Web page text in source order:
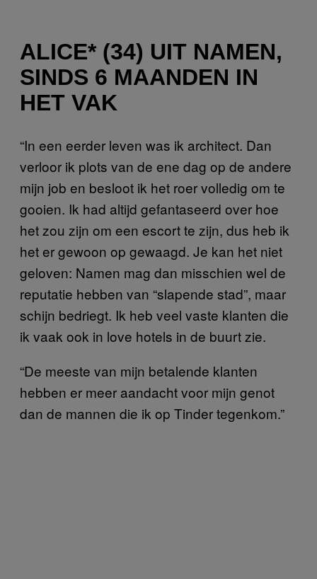
ALICE* (34) UIT NAMEN,
SINDS 6 MAANDEN IN
HET VAK
“In een eerder leven was ik architect. Dan
verloor ik plots van de ene dag op de andere
mijn job en besloot ik het roer volledig om te
gooien. Ik had altijd gefantaseerd over hoe
het zou zijn om een escort te zijn, dus heb ik
het er gewoon op gewaagd. Je kan het niet
geloven: Namen mag dan misschien wel de
reputatie hebben van “slapende stad”, maar
schijn bedriegt. Ik heb veel vaste klanten die
ik vaak ook in love hotels in de buurt zie.
“De meeste van mijn betalende klanten
hebben er meer aandacht voor mijn genot
dan de mannen die ik op Tinder tegenkom.”